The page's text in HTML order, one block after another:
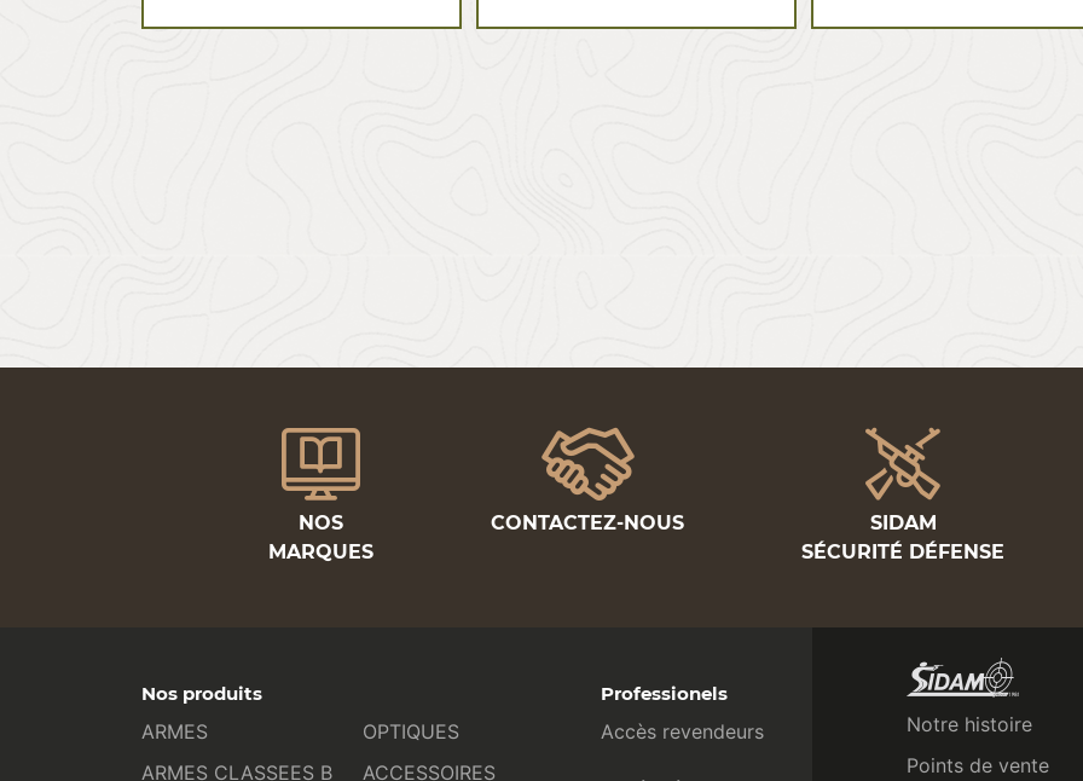
NOS
MARQUES
CONTACTEZ-NOUS
SIDAM
SÉCURITÉ DÉFENSE
Nos produits
ARMES
ARMES CLASSEES B
OPTIQUES
ACCESSOIRES
Professionels
Accès revendeurs
Notre histoire
Points de vente